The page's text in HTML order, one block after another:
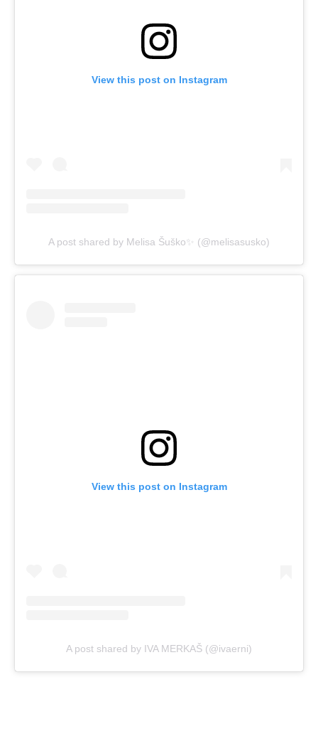
View this post on Instagram
A post shared by Melisa Šuško✨ (@melisasusko)
View this post on Instagram
A post shared by IVA MERKAŠ (@ivaerni)